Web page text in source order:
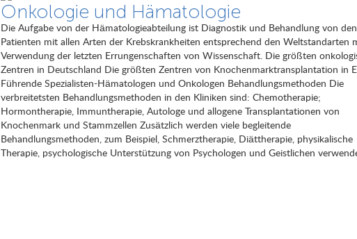
Onkologie und Hämatologie
Die Aufgabe von der Hämatologieabteilung ist Diagnostik und Behandlung von den
Patienten mit allen Arten der Krebskrankheiten entsprechend den Weltstandarten
Verwendung der letzten Errungenschaften von Wissenschaft. Die größten
Zentren in Deutschland Die größten Zentren von Knochenmarktransplantation in
Führende Spezialisten-Hämatologen und Onkologen Behandlungsmethoden Die
verbreitetsten Behandlungsmethoden in den Kliniken sind: Chemotherapie;
Hormontherapie, Immuntherapie, Autologe und allogene Transplantationen von
Knochenmark und Stammzellen Zusätzlich werden viele begleitende
Behandlungsmethoden, zum Beispiel, Schmerztherapie, Diättherapie, physikalische
Therapie, psychologische Unterstützung von Psychologen und Geistlichen